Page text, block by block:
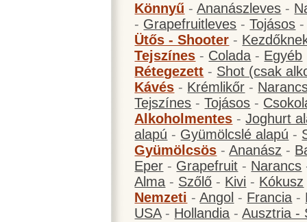
Könnyű -Ananászleves -
- Grapefruitleves -Tojásos
Ütős - Shooter -
Tejszínes - Colada - Egyéb
Rétegezett - Shot (csak
Kávés - Krémlikőr -
Tejszínes -Tojásos -
Alkoholmentes -Joghurt
alapú - Gyümölcslé alapú -
Gyümölcsös -Ananász -
Eper - Grapefruit - Narancs
Alma - Szőlő - Kivi - Kókusz
Nemzeti -Angol - Francia -
USA- Hollandia -Ausztria -